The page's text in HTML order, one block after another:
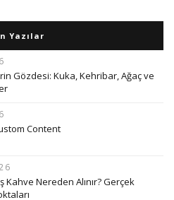
Yazılar
Gözdesi: Kuka, Kehribar, Ağaç ve
Content
Kahve Nereden Alınır? Gerçek